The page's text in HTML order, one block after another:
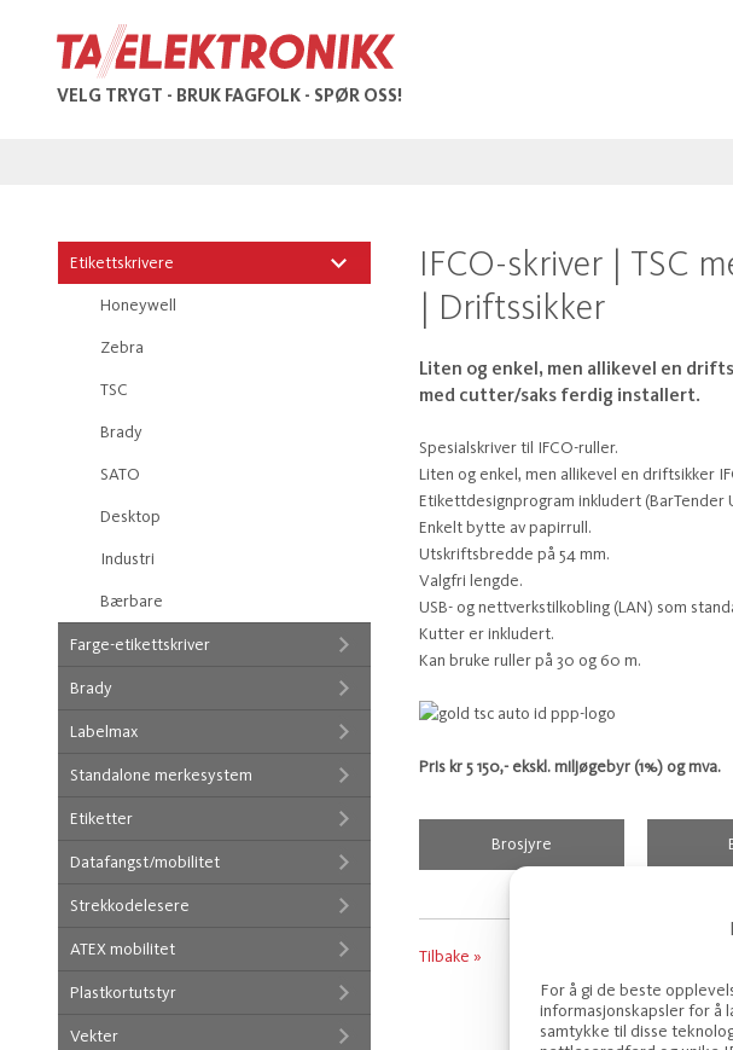
VELG TRYGT - BRUK FAGFOLK - SPØR OSS!
Etikettskrivere
Honeywell
Zebra
TSC
Brady
SATO
Desktop
Industri
Bærbare
Farge-etikettskriver
Brady
Labelmax
Standalone merkesystem
Etiketter
Datafangst/mobilitet
Strekkodelesere
ATEX mobilitet
Plastkortutstyr
Vekter
IFCO-skriver | TSC
| Driftssikker
Liten og enkel, men allikevel en
med cutter/saks ferdig installert.
Spesialskriver til IFCO-ruller.
Liten og enkel, men allikevel en driftsikker
Etikettdesignprogram inkludert (BarTender
Enkelt bytte av papirrull.
Utskriftsbredde på 54 mm.
Valgfri lengde.
USB- og nettverkstilkobling (LAN) som
Kutter er inkludert.
Kan bruke ruller på 30 og 60 m.
Pris kr 5 150,- ekskl. miljøgebyr (1%) og mva.
Brosjyre
Tilbake »
For å gi de beste
informasjonskapsler for å
samtykke til disse